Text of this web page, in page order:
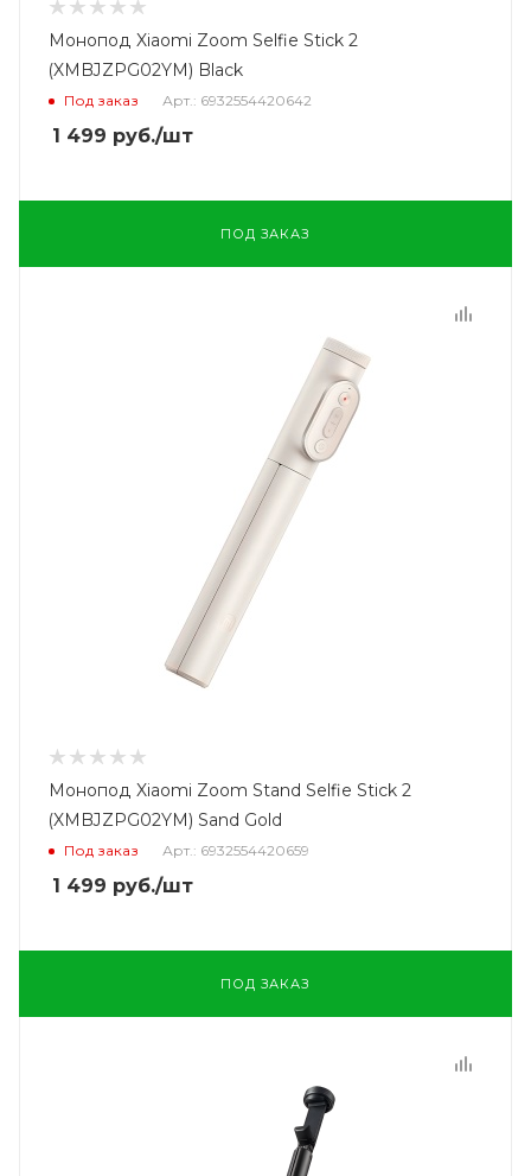
Монопод Xiaomi Zoom Selfie Stick 2
(XMBJZPG02YM) Black
Под заказ Арт.: 6932554420642
1 499 руб./шт
ПОД ЗАКАЗ
Монопод Xiaomi Zoom Stand Selfie Stick 2
(XMBJZPG02YM) Sand Gold
Под заказ Арт.: 6932554420659
1 499 руб./шт
ПОД ЗАКАЗ